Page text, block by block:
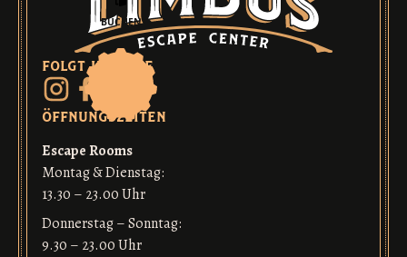
BUCHEN
folgt uns auf
öffnungszeiten
Escape Rooms
Montag & Dienstag:
13.30 – 23.00 Uhr
Donnerstag – Sonntag:
9.30 – 23.00 Uhr